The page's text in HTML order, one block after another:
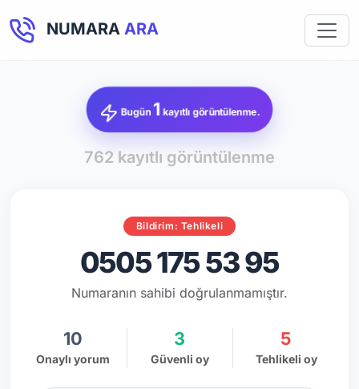
NUMARA ARA
Bugün 1 kayıtlı görüntülenme.
762 kayıtlı görüntülenme
Bildirim: Tehlikeli
0505 175 53 95
Numaranın sahibi doğrulanmamıştır.
10
Onaylı yorum
3
Güvenli oy
5
Tehlikeli oy